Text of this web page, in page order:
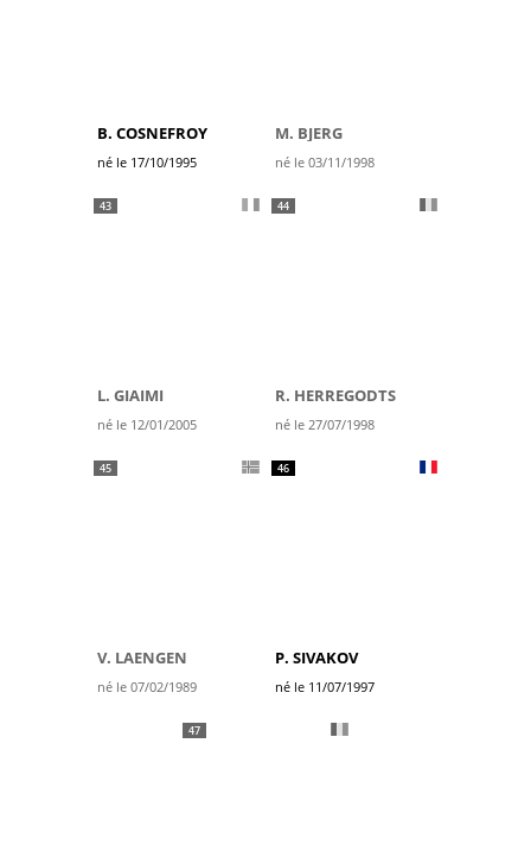
B. COSNEFROY
né le 17/10/1995
M. BJERG
né le 03/11/1998
43
L. GIAIMI
né le 12/01/2005
44
R. HERREGODTS
né le 27/07/1998
45
V. LAENGEN
né le 07/02/1989
46
P. SIVAKOV
né le 11/07/1997
47